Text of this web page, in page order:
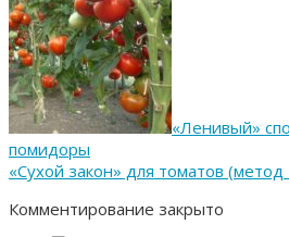
«Ленивый»
помидоры
«Сухой закон» для томатов (метод
Комментирование закрыто